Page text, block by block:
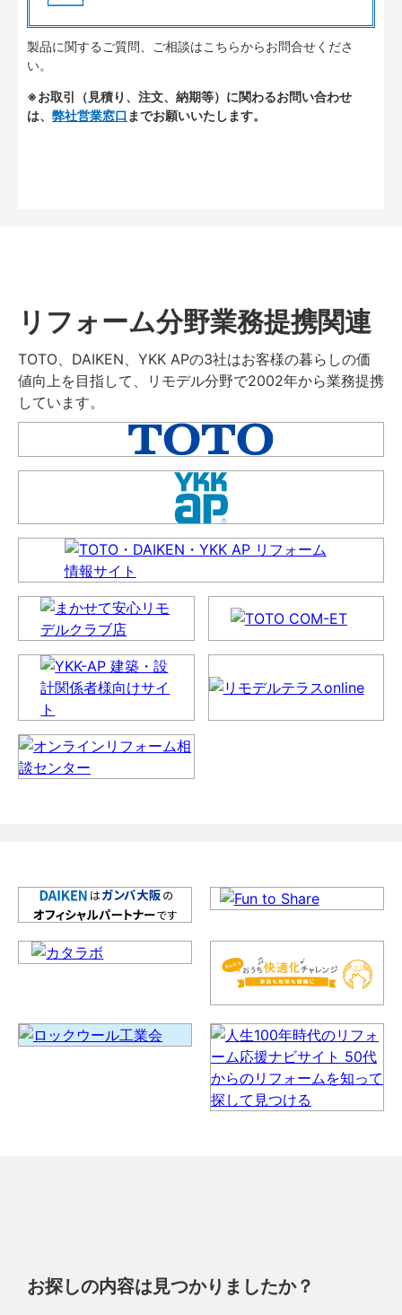
製品に関するご質問、ご相談はこちらからお問合せくださ
い。
※お取引（見積り、注文、納期等）に関わるお問い合わせ
は、 弊社営業窓口 までお願いいたします。
リフォーム分野業務提携関連
TOTO、DAIKEN、YKK APの3社はお客様の暮らしの価
値向上を目指して、リモデル分野で2002年から業務提携
しています。
お探しの内容は見つかりましたか？